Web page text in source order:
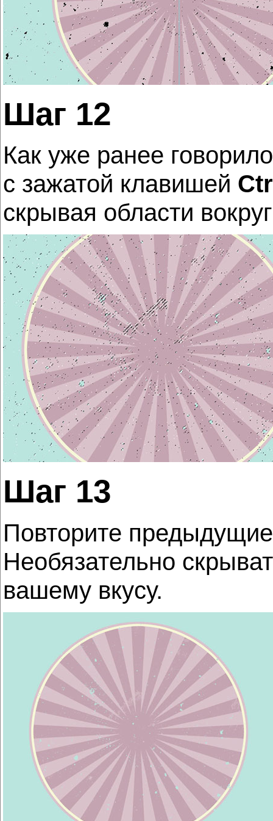
Шаг 12
Как уже ранее
с зажатой клавишей
скрывая области
Шаг 13
Повторите предыдущие
Необязательно
вашему вкусу.